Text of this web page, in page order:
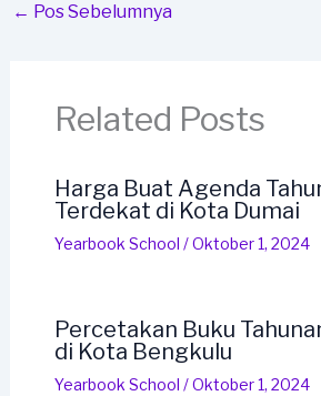
← Pos Sebelumnya
Related Posts
Harga Buat Agenda
Terdekat di Kota Dumai
Yearbook School /Oktober 1, 2024
Percetakan Buku
di Kota Bengkulu
Yearbook School /Oktober 1, 2024